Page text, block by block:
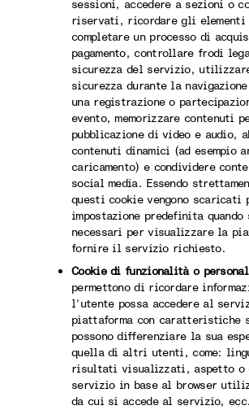
sessioni, accedere a sezioni o
riservati, ricordare gli elementi
completare un processo di
pagamento, controllare frodi
sicurezza del servizio,
sicurezza durante la
una registrazione o
evento, memorizzare contenuti
pubblicazione di video e audio,
contenuti dinamici (ad esempio
caricamento) e condividere
social media. Essendo
questi cookie vengono scaricati
impostazione predefinita quando
necessari per visualizzare la
fornire il servizio richiesto.
Cookie di funzionalità o
permettono di ricordare
l’utente possa accedere al
piattaforma con caratteristiche
possono differenziare la sua
quella di altri utenti, come:
risultati visualizzati, aspetto o
servizio in base al browser
da cui si accede al servizio,